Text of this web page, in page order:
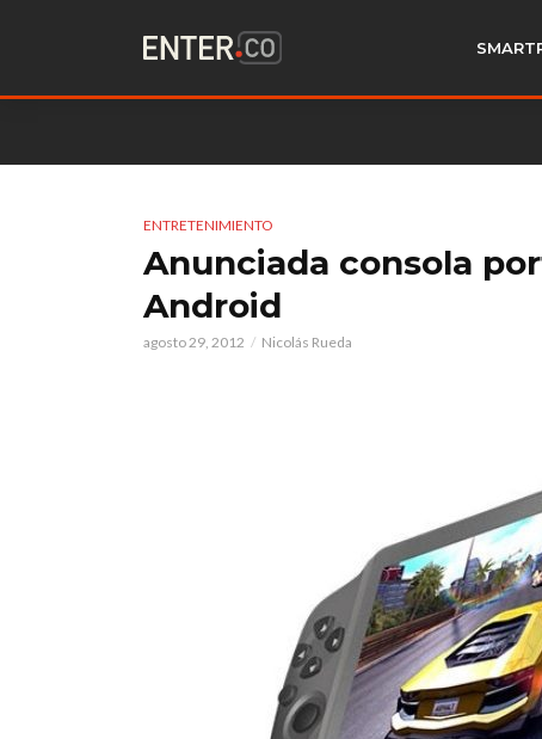
ENTRETENIMIENTO
Anunciada consola
Android
agosto 29, 2012 Nicolás Rueda